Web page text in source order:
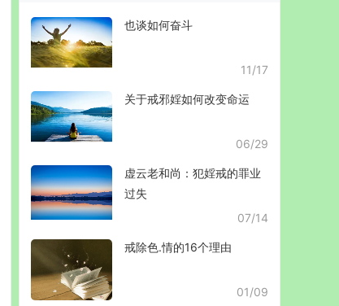
也谈如何奋斗
11/17
关于戒邪婬如何改变命运
06/29
虚云老和尚：犯婬戒的罪业
过失
07/14
戒除色.情的16个理由
01/09